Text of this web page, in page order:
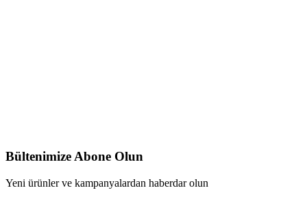
Bültenimize Abone Olun
Yeni ürünler ve kampanyalardan haberdar olun